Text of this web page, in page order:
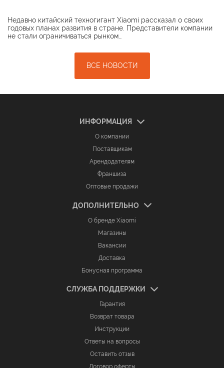
Недавно китайский техногигант Xiaomi рассказал о своих
годовых планах развития в стране. Представители компании
не стали ограничиваться рынком…
ВСЕ НОВОСТИ
ИНФОРМАЦИЯ
О компании
Поставщикам
Арендодателям
Франшиза
Оптовые продажи
ДОПОЛНИТЕЛЬНО
О бренде Xiaomi
Магазины
Вакансии
Доставка
Бонусная программа
СЛУЖБА ПОДДЕРЖКИ
Гарантия
Возврат товара
Инструкции
Ответы на вопросы
Оставить отзыв
Договор оферты